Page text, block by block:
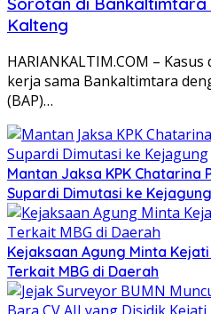
Kalteng
HARIANKALTIM.COM –
kerja sama Bankaltimtara
(BAP)…
Mantan Jaksa KPK Chatarina
Supardi Dimutasi ke Kejagung
Kejaksaan Agung Minta
Terkait MBG di Daerah